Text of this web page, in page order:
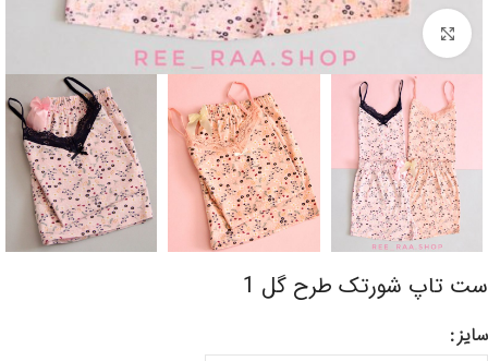
برای بزرگنمایی کلیک کنید
ست تاپ شورتک طرح گل 1
سایز